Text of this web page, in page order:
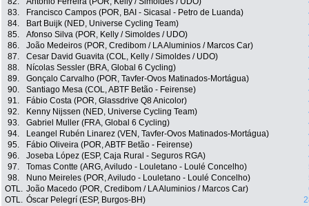
83.
Francisco Campos (POR, BAI - Sicasal - Petro de Luanda)
84.
Bart Buijk (NED, Universe Cycling Team)
85.
Afonso Silva (POR, Kelly / Simoldes / UDO)
86.
João Medeiros (POR, Credibom / LA Aluminios / Marcos Car)
87.
Cesar David Guavita (COL, Kelly / Simoldes / UDO)
88.
Nícolas Sessler (BRA, Global 6 Cycling)
89.
Gonçalo Carvalho (POR, Tavfer-Ovos Matinados-Mortágua)
90.
Santiago Mesa (COL, ABTF Betão - Feirense)
91.
Fábio Costa (POR, Glassdrive Q8 Anicolor)
92.
Kenny Nijssen (NED, Universe Cycling Team)
93.
Gabriel Muller (FRA, Global 6 Cycling)
94.
Leangel Rubén Linarez (VEN, Tavfer-Ovos Matinados-Mortágua)
95.
Fábio Oliveira (POR, ABTF Betão - Feirense)
96.
Joseba López (ESP, Caja Rural - Seguros RGA)
97.
Tomas Contte (ARG, Aviludo - Louletano - Loulé Concelho)
98.
Nuno Meireles (POR, Aviludo - Louletano - Loulé Concelho)
OTL. João Macedo (POR, Credibom / LA Aluminios / Marcos Car)
OTL. Óscar Pelegrí (ESP, Burgos-BH)